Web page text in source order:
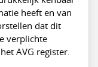
heeft en van
dat dit
verplichte
AVG register.